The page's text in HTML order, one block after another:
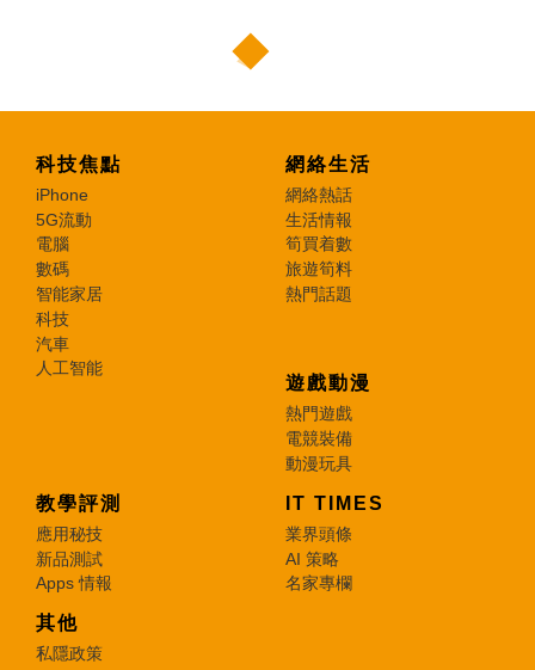
科技焦點
iPhone
5G流動
電腦
數碼
智能家居
科技
汽車
人工智能
網絡生活
網絡熱話
生活情報
筍買着數
旅遊筍料
熱門話題
遊戲動漫
熱門遊戲
電競裝備
動漫玩具
教學評測
應用秘技
新品測試
Apps 情報
IT TIMES
業界頭條
AI 策略
名家專欄
其他
私隱政策